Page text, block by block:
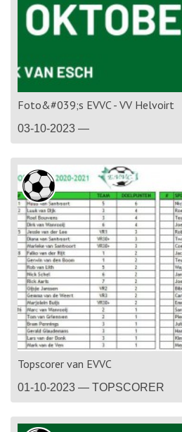
Foto&#039;s EVVC - VV Helvoirt
03-10-2023 —
Topscorer van EVVC
01-10-2023 — TOPSCORER